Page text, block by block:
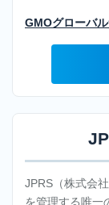
GMOグローバ
JPRS（株式会
を管理する唯一